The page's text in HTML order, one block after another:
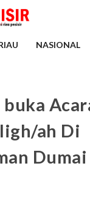
NASIONAL
ah Di
Dumai